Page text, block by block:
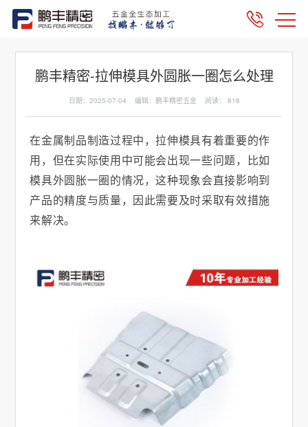
鹏丰精密-拉伸模具外圆胀一圈怎么处理
日期：2025-07-04 编辑：鹏丰精密五金 阅读： 818
在金属制品制造过程中，拉伸模具有着重要的作
用，但在实际使用中可能会出现一些问题，比如
模具外圆胀一圈的情况，这种现象会直接影响到
产品的精度与质量，因此需要及时采取有效措施
来解决。